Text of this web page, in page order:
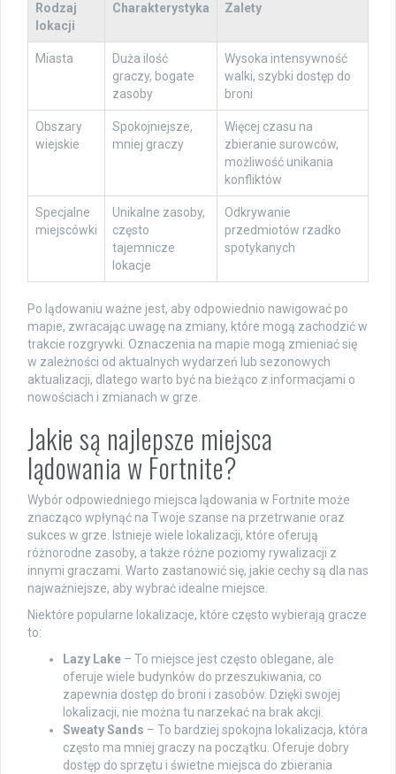
Rodzaj
lokacji
Charakterystyka Zalety
Miasta
Duża ilość
graczy, bogate
zasoby
Wysoka intensywność
walki, szybki dostęp do
broni
Obszary
wiejskie
Spokojniejsze,
mniej graczy
Więcej czasu na
zbieranie surowców,
możliwość unikania
konfliktów
Specjalne
miejscówki
Unikalne zasoby,
często
tajemnicze
lokacje
Odkrywanie
przedmiotów rzadko
spotykanych
Po lądowaniu ważne jest, aby odpowiednio nawigować po
mapie, zwracając uwagę na zmiany, które mogą zachodzić w
trakcie rozgrywki. Oznaczenia na mapie mogą zmieniać się
w zależności od aktualnych wydarzeń lub sezonowych
aktualizacji, dlatego warto być na bieżąco z informacjami o
nowościach i zmianach w grze.
Jakie są najlepsze miejsca
lądowania w Fortnite?
Wybór odpowiedniego miejsca lądowania w Fortnite może
znacząco wpłynąć na Twoje szanse na przetrwanie oraz
sukces w grze. Istnieje wiele lokalizacji, które oferują
różnorodne zasoby, a także różne poziomy rywalizacji z
innymi graczami. Warto zastanowić się, jakie cechy są dla nas
najważniejsze, aby wybrać idealne miejsce.
Niektóre popularne lokalizacje, które często wybierają gracze
to:
Lazy Lake – To miejsce jest często oblegane, ale
oferuje wiele budynków do przeszukiwania, co
zapewnia dostęp do broni i zasobów. Dzięki swojej
lokalizacji, nie można tu narzekać na brak akcji.
Sweaty Sands – To bardziej spokojna lokalizacja, która
często ma mniej graczy na początku. Oferuje dobry
dostęp do sprzętu i świetne miejsca do zbierania